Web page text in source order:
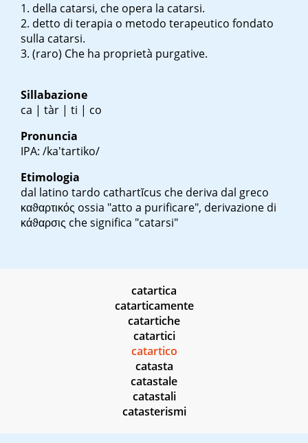
della catarsi, che opera la catarsi.
detto di terapia o metodo terapeutico fondato
sulla catarsi.
(raro) Che ha proprietà purgative.
Sillabazione
ca | tàr | ti | co
Pronuncia
IPA: /ka'tartiko/
Etimologia
dal latino tardo cathartĭcus che deriva dal greco
καϑαρτικός ossia "atto a purificare", derivazione di
κάϑαρσις che significa "catarsi"
catartica
catarticamente
catartiche
catartici
catartico
catasta
catastale
catastali
catasterismi